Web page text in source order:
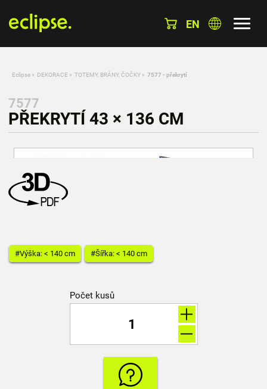
EN
Eclipse » DEKORACE » TOTEMY, BRÁNY, ČOČKY » 7577 - překrytí
7577
PŘEKRYTÍ 43 × 136 CM
#Výška: < 140 cm #Šířka: < 140 cm
Počet kusů